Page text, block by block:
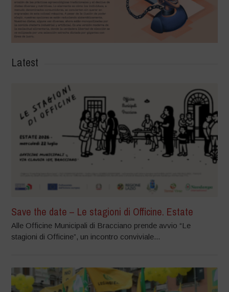
Latest
Save the date – Le stagioni di Officine. Estate
Alle Officine Municipali di Bracciano prende avvio “Le
stagioni di Officine”, un incontro conviviale...